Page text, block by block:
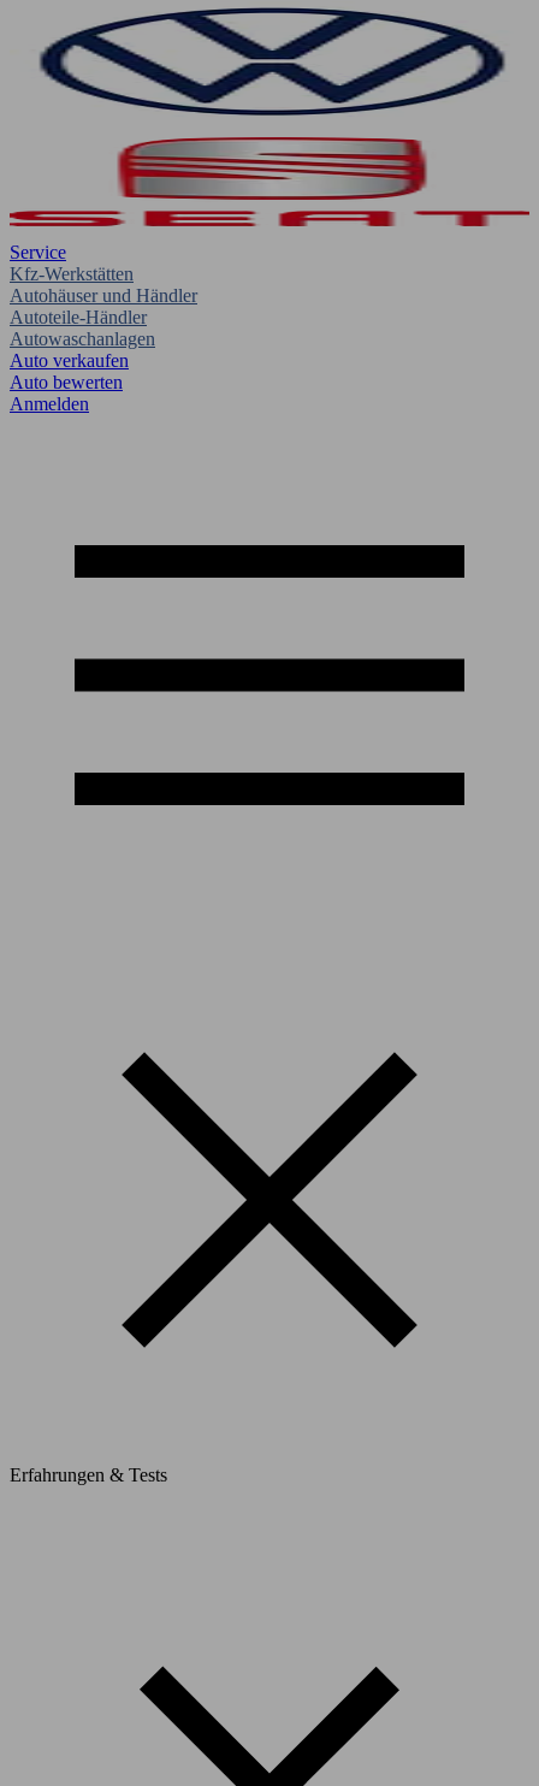
Service
Kfz-Werkstätten
Autohäuser und Händler
Autoteile-Händler
Autowaschanlagen
Auto verkaufen
Auto bewerten
Anmelden
Erfahrungen & Tests